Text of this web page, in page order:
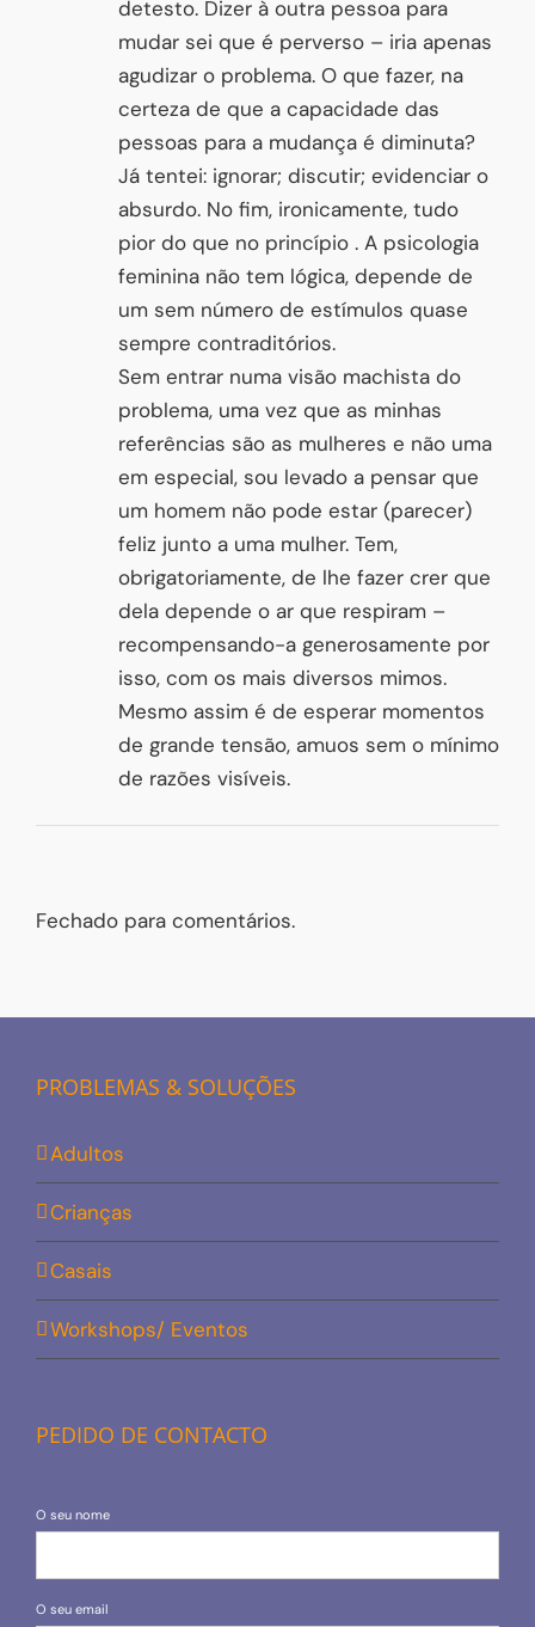
detesto. Dizer à outra pessoa para
mudar sei que é perverso – iria apenas
agudizar o problema. O que fazer, na
certeza de que a capacidade das
pessoas para a mudança é diminuta?
Já tentei: ignorar; discutir; evidenciar o
absurdo. No fim, ironicamente, tudo
pior do que no princípio . A psicologia
feminina não tem lógica, depende de
um sem número de estímulos quase
sempre contraditórios.
Sem entrar numa visão machista do
problema, uma vez que as minhas
referências são as mulheres e não uma
em especial, sou levado a pensar que
um homem não pode estar (parecer)
feliz junto a uma mulher. Tem,
obrigatoriamente, de lhe fazer crer que
dela depende o ar que respiram –
recompensando-a generosamente por
isso, com os mais diversos mimos.
Mesmo assim é de esperar momentos
de grande tensão, amuos sem o mínimo
de razões visíveis.
Fechado para comentários.
PROBLEMAS & SOLUÇÕES
Adultos
Crianças
Casais
Workshops/ Eventos
PEDIDO DE CONTACTO
O seu nome
O seu email